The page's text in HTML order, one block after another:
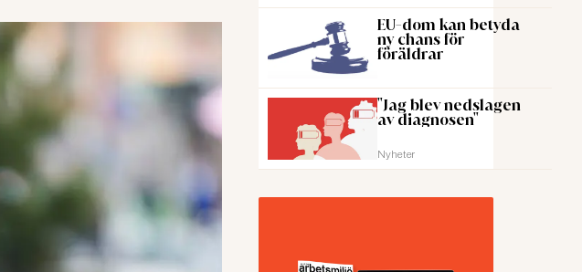
EU-dom kan betyda
ny chans för
föräldrar
"Jag blev nedslagen
av diagnosen"
Nyheter